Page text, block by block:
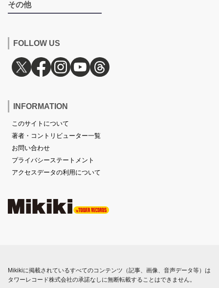
その他
FOLLOW US
INFORMATION
このサイトについて
著者・コントリビューター一覧
お問い合わせ
プライバシーステートメント
アクセスデータの利用について
Mikikiに掲載されているすべてのコンテンツ（記事、画像、音声データ等）は
タワーレコード株式会社の承諾なしに無断転載することはできません。